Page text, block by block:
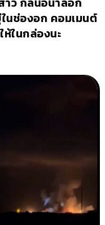
นช่องอก คอมเมนต์
ในกล่องนะ